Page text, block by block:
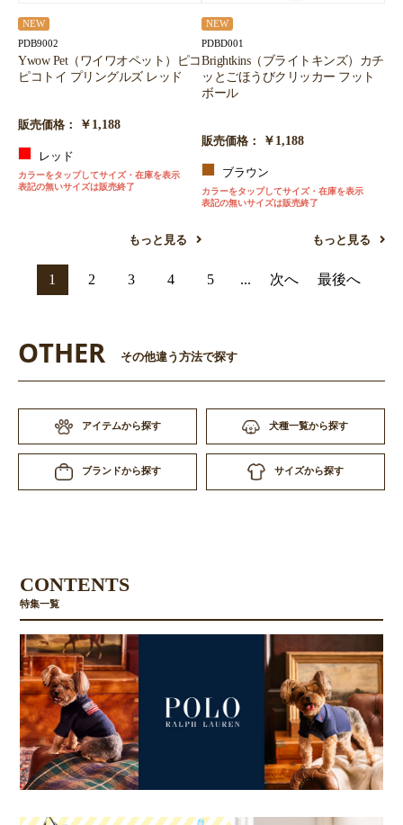
NEW
PDB9002
Ywow Pet（ワイワオペット）ピコ
ピコトイ プリングルズ レッド
販売価格： ￥1,188
レッド
カラーをタップしてサイズ・在庫を表示
表記の無いサイズは販売終了
もっと見る
NEW
PDBD001
Brightkins（ブライトキンズ）カチ
ッとごほうびクリッカー フット
ボール
販売価格： ￥1,188
ブラウン
カラーをタップしてサイズ・在庫を表示
表記の無いサイズは販売終了
もっと見る
1 2 3 4 5 ... 次へ 最後へ
OTHER その他違う方法で探す
アイテムから探す 犬種一覧から探す
ブランドから探す サイズから探す
CONTENTS
特集一覧